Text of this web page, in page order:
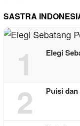
SASTRA
1 Elegi
2 Puisi